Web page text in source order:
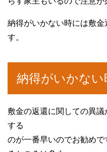
納得がいかない時には敷
す。
納得がいかな
敷金の返還に関しての異
する
のが一番早いのでお勧め